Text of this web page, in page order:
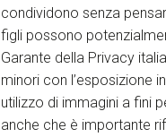
condividono senza
figli possono
Garante della Privacy
minori con l’esposizione
utilizzo di immagini a fini
anche che è importante